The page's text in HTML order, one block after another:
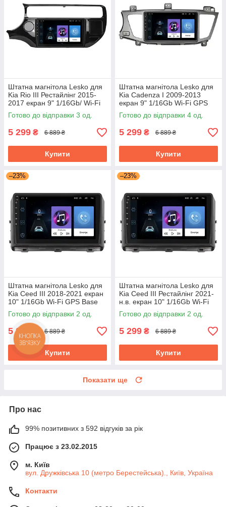
Штатна магнітола Lesko для
Kia Rio III Рестайлінг 2015-
2017 екран 9" 1/16Gb/ Wi-Fi
Base GPS Android
Готово до відправки 3 од.
5 299 ₴ 6 889 ₴
Купити
Штатна магнітола Lesko для
Kia Cadenza I 2009-2013
екран 9" 1/16Gb Wi-Fi GPS
Base
Готово до відправки 4 од.
5 299 ₴ 6 889 ₴
Купити
–23%
Штатна магнітола Lesko для
Kia Ceed III 2018-2021 екран
10" 1/16Gb Wi-Fi GPS Base
Кіа Сид
Готово до відправки 2 од.
5 299 6 889 ₴
Купити
–23%
Штатна магнітола Lesko для
Kia Ceed III Рестайлінг 2021-
н.в. екран 10" 1/16Gb Wi-Fi
GPS Base Кіа Сид
Готово до відправки 2 од.
5 299 ₴ 6 889 ₴
Купити
Показати ще
Про нас
99% позитивних з 592 відгуків за рік
Працює з 23.02.2015
м. Київ
вул. Дружківська 10 (метро Берестейська)., Київ, Україна
Контакти